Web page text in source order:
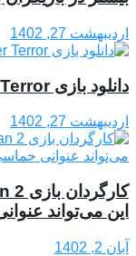
اردیبهشت 27, 1402
دانلود بازی Outer Terror برای PC
اردیبهشت 27, 1402
این می‌تواند
آبان 2, 1402